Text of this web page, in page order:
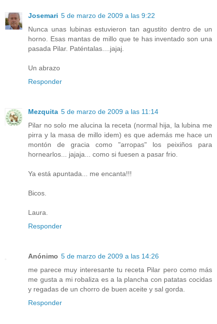
Josemari 5 de marzo de 2009 a las 9:22
Nunca unas lubinas estuvieron tan agustito dentro de un
horno. Esas mantas de millo que te has inventado son una
pasada Pilar. Paténtalas....jajaj.
Un abrazo
Responder
Mezquita 5 de marzo de 2009 a las 11:14
Pilar no solo me alucina la receta (normal hija, la lubina me
pirra y la masa de millo idem) es que además me hace un
montón de gracia como "arropas" los peixiños para
hornearlos... jajaja... como si fuesen a pasar frio.
Ya está apuntada... me encanta!!!
Bicos.
Laura.
Responder
Anónimo 5 de marzo de 2009 a las 14:26
me parece muy interesante tu receta Pilar pero como más
me gusta a mi robaliza es a la plancha con patatas cocidas
y regadas de un chorro de buen aceite y sal gorda.
Responder